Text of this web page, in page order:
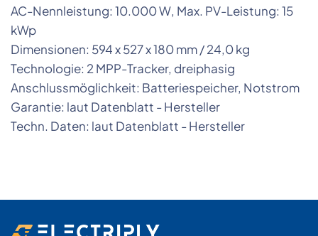
AC-Nennleistung: 10.000 W, Max. PV-Leistung: 15
kWp
Dimensionen: 594 x 527 x 180 mm / 24,0 kg
Technologie: 2 MPP-Tracker, dreiphasig
Anschlussmöglichkeit: Batteriespeicher, Notstrom
Garantie: laut Datenblatt - Hersteller
Techn. Daten: laut Datenblatt - Hersteller